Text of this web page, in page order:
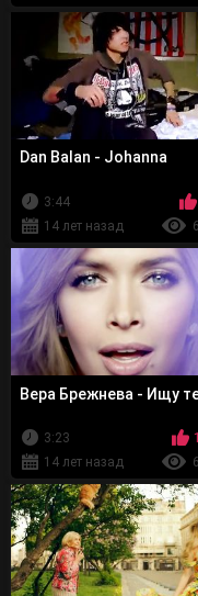
Dan Balan - Johanna
3:44
14 лет назад
Вера Брежнева - Ищу
3:23
14 лет назад